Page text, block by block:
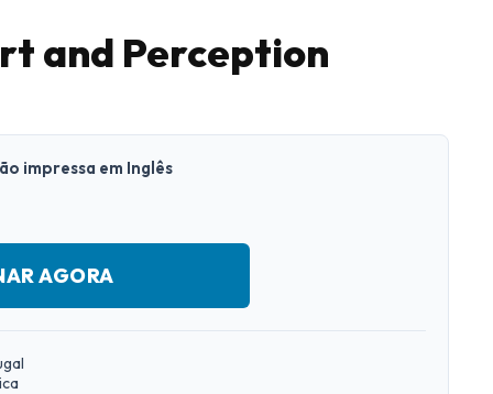
and Perception
impressa em Inglês
AGORA